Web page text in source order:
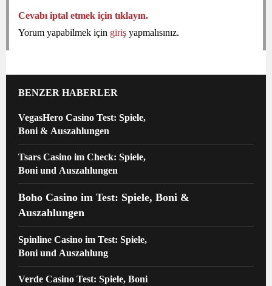
Cevabı iptal etmek için tıklayın.
Yorum yapabilmek için giriş yapmalısınız.
BENZER HABERLER
VegasHero Casino Test: Spiele,
Boni & Auszahlungen
Tsars Casino im Check: Spiele,
Boni und Auszahlungen
Boho Casino im Test: Spiele, Boni &
Auszahlungen
Spinline Casino im Test: Spiele,
Boni und Auszahlung
Verde Casino Test: Spiele, Boni